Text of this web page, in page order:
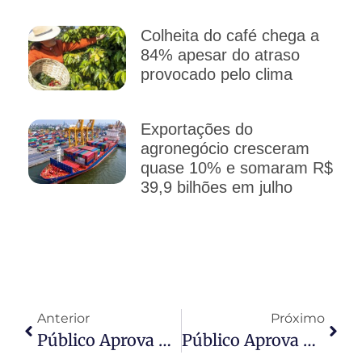
Colheita do café chega a
84% apesar do atraso
provocado pelo clima
Exportações do
agronegócio cresceram
quase 10% e somaram R$
39,9 bilhões em julho
Anterior
Público Aprova EXPOVG E Lota Evento No Aniversário De 159 Anos De Várzea Grande
Próximo
Público Aprova EXPOVG E Lota Evento No Aniversário De 159 Anos De Várzea Grande